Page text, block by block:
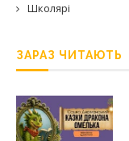
Школярі
ЗАРАЗ ЧИТАЮТЬ